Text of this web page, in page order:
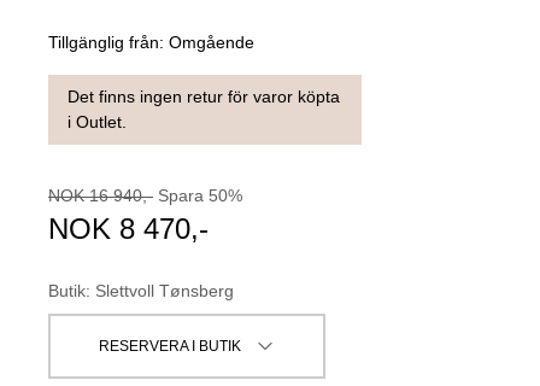
Tillgänglig från: Omgående
Det finns ingen retur för varor köpta
i Outlet.
NOK 16 940,- Spara 50%
NOK 8 470,-
Butik: Slettvoll Tønsberg
RESERVERA I BUTIK